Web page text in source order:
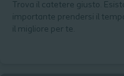
Trova il catetere giusto.
importante prendersi il
il migliore per te.